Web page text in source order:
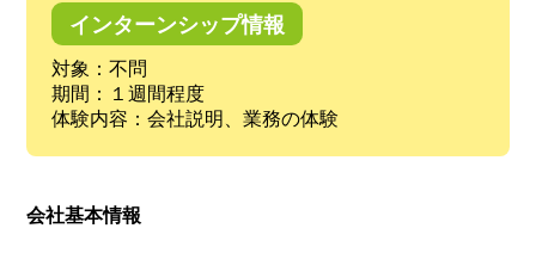
インターンシップ情報
対象：不問
期間：１週間程度
体験内容：会社説明、業務の体験
会社基本情報